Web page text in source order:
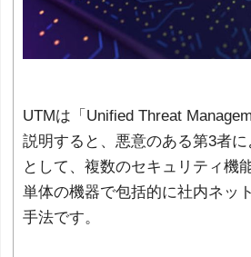
UTMは「Unified Threat
説明すると、悪意のある第3者に
として、複数のセキュリティ機
単体の機器で包括的に社内ネッ
手法です。